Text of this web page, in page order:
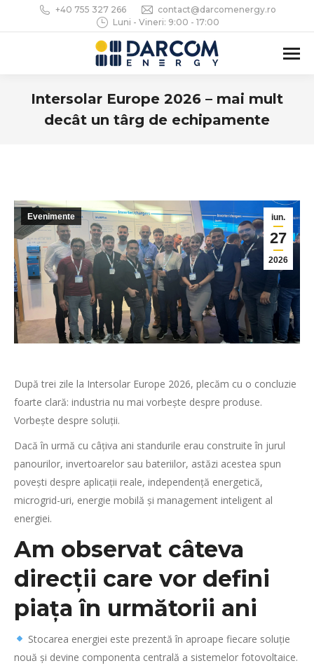
+40 755 327 266
contact@darcomenergy.ro
Luni - Vineri: 9:00 - 17:00
Intersolar Europe 2026 – mai mult
decât un târg de echipamente
iun.
27
2026
Evenimente
După trei zile la Intersolar Europe 2026, plecăm cu o concluzie
foarte clară: industria nu mai vorbește despre produse.
Vorbește despre soluții.
Dacă în urmă cu câțiva ani standurile erau construite în jurul
panourilor, invertoarelor sau bateriilor, astăzi acestea spun
povești despre aplicații reale, independență energetică,
microgrid-uri, energie mobilă și management inteligent al
energiei.
Am observat câteva
direcții care vor defini
piața în următorii ani
Stocarea energiei este prezentă în aproape fiecare soluție
nouă și devine componenta centrală a sistemelor fotovoltaice.